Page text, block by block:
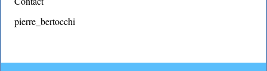
pierre_bertocchi